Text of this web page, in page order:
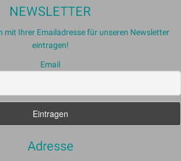
NEWSLETTER
mit Ihrer Emailadresse für unseren Newsletter
eintragen!
Email
Adresse